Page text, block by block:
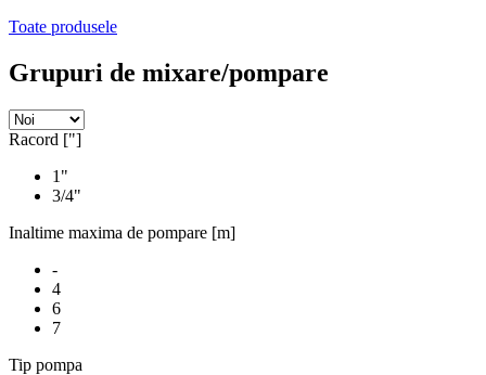
Toate produsele
Grupuri de mixare/pompare
Racord ["]
1"
3/4"
Inaltime maxima de pompare [m]
-
4
6
7
Tip pompa